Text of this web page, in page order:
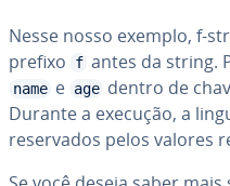
Nesse nosso exemplo, f-
prefixo
f antes da string.
name e age dentro de
Durante a execução, a
re­ser­va­dos pelos valores